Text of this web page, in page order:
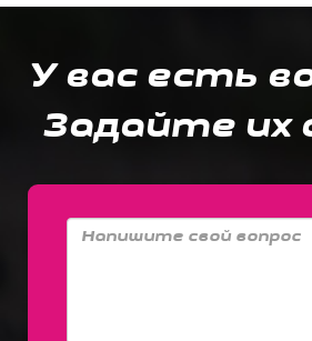
У вас есть
Задайте их